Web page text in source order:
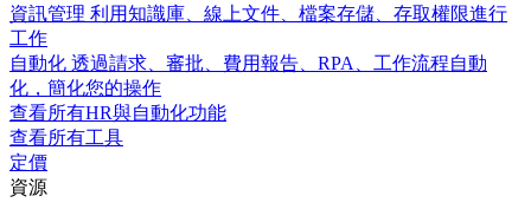
資訊管理 利用知識庫、線上文件、檔案存儲、存取權限進行
工作
自動化 透過請求、審批、費用報告、RPA、工作流程自動
化，簡化您的操作
查看所有HR與自動化功能
查看所有工具
定價
資源